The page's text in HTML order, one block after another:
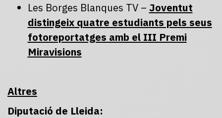
Les Borges Blanques TV – Joventut
distingeix quatre estudiants pels seus
fotoreportatges amb el III Premi
Miravisions
Altres
Diputació de Lleida: